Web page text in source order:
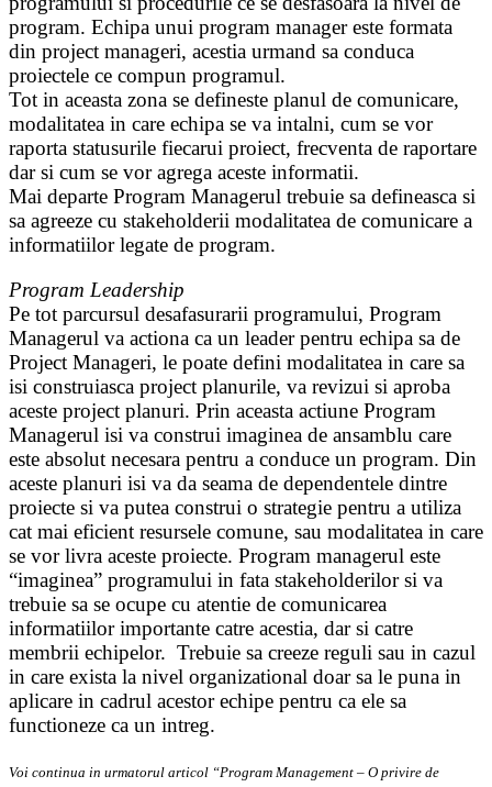
program. Echipa unui program manager este formata
din project manageri, acestia urmand sa conduca
proiectele ce compun programul.
Tot in aceasta zona se defineste planul de comunicare,
modalitatea in care echipa se va intalni, cum se vor
raporta statusurile fiecarui proiect, frecventa de raportare
dar si cum se vor agrega aceste informatii.
Mai departe Program Managerul trebuie sa defineasca si
sa agreeze cu stakeholderii modalitatea de comunicare a
informatiilor legate de program.
Program Leadership
Pe tot parcursul desafasurarii programului, Program
Managerul va actiona ca un leader pentru echipa sa de
Project Manageri, le poate defini modalitatea in care sa
isi construiasca project planurile, va revizui si aproba
aceste project planuri. Prin aceasta actiune Program
Managerul isi va construi imaginea de ansamblu care
este absolut necesara pentru a conduce un program. Din
aceste planuri isi va da seama de dependentele dintre
proiecte si va putea construi o strategie pentru a utiliza
cat mai eficient resursele comune, sau modalitatea in care
se vor livra aceste proiecte. Program managerul este
“imaginea” programului in fata stakeholderilor si va
trebuie sa se ocupe cu atentie de comunicarea
informatiilor importante catre acestia, dar si catre
membrii echipelor. Trebuie sa creeze reguli sau in cazul
in care exista la nivel organizational doar sa le puna in
aplicare in cadrul acestor echipe pentru ca ele sa
functioneze ca un intreg.
Voi continua in urmatorul articol “Program Management – O privire de